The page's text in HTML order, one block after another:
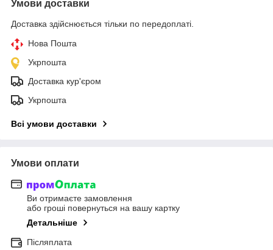
Умови доставки
Доставка здійснюється тільки по передоплаті.
Нова Пошта
Укрпошта
Доставка кур'єром
Укрпошта
Всі умови доставки
Умови оплати
Ви отримаєте замовлення
або гроші повернуться на вашу картку
Детальніше
Післяплата